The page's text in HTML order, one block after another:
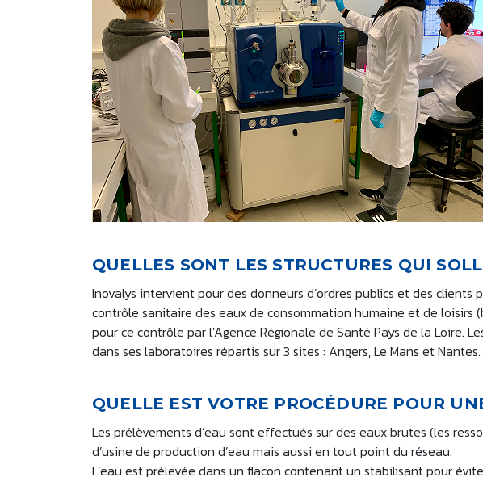
QUELLES SONT LES STRUCTURES QUI
Inovalys intervient pour des donneurs d’ordres publics et des
contrôle sanitaire des eaux de consommation humaine et de loisirs
pour ce contrôle par l’Agence Régionale de Santé Pays de la Loire.
dans ses laboratoires répartis sur 3 sites : Angers, Le Mans et Nantes.
QUELLE EST VOTRE PROCÉDURE POUR
Les prélèvements d’eau sont effectués sur des eaux brutes (les
d’usine de production d’eau mais aussi en tout point du réseau.
L’eau est prélevée dans un flacon contenant un stabilisant pour